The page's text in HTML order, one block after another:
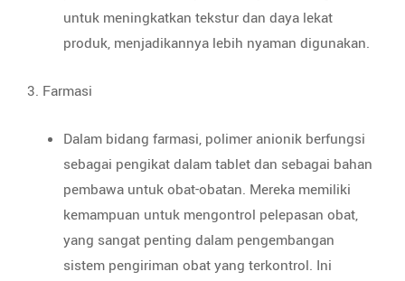
untuk meningkatkan tekstur dan daya lekat
produk, menjadikannya lebih nyaman digunakan.
3. Farmasi
Dalam bidang farmasi, polimer anionik berfungsi
sebagai pengikat dalam tablet dan sebagai bahan
pembawa untuk obat-obatan. Mereka memiliki
kemampuan untuk mengontrol pelepasan obat,
yang sangat penting dalam pengembangan
sistem pengiriman obat yang terkontrol. Ini